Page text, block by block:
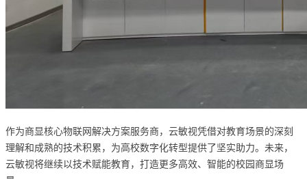
作为商显核心物联网解决方案服务商，云敏视凭借对教育场景的深刻
理解和成熟的技术积累，为高校数字化转型提供了坚实助力。未来，
云敏视将继续以技术赋能教育，打造更多高效、智能的校园商显场